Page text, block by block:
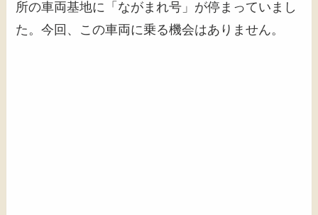
所の車両基地に「ながまれ号」が停まっていまし
た。今回、この車両に乗る機会はありません。